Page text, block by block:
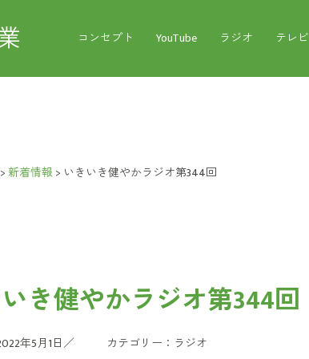
コンセプト YouTube ラジオ テレビ
>新着情報> いきいき健やかラジオ第344回
き健やかラジオ第344回
年5月1日／ カテゴリー： ラジオ